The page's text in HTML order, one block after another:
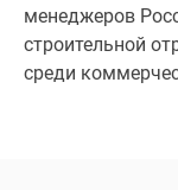
Панорамы
новостроек
Видеообзор
менеджеров
строительной
среди